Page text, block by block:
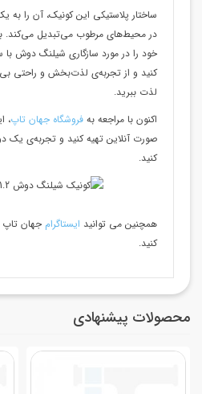
ساختار پلاستیکی این کونیک، آن را به
در محیط‌های مرطوب می‌تبدیل می‌کند.
خود را در مورد سازگاری شیلنگ دوش
کنید و از تجربه‌ی لذت‌بخش و راحتی
لذت ببرید.
اکنون با مراجعه به فروشگاه جهان تاپ،
صورت آنلاین تهیه کنید و تجربه‌ی
کنید.
همچنین می توانید ایستاگرام جهان تاپ
کنید.
محصولات پیشنهادی